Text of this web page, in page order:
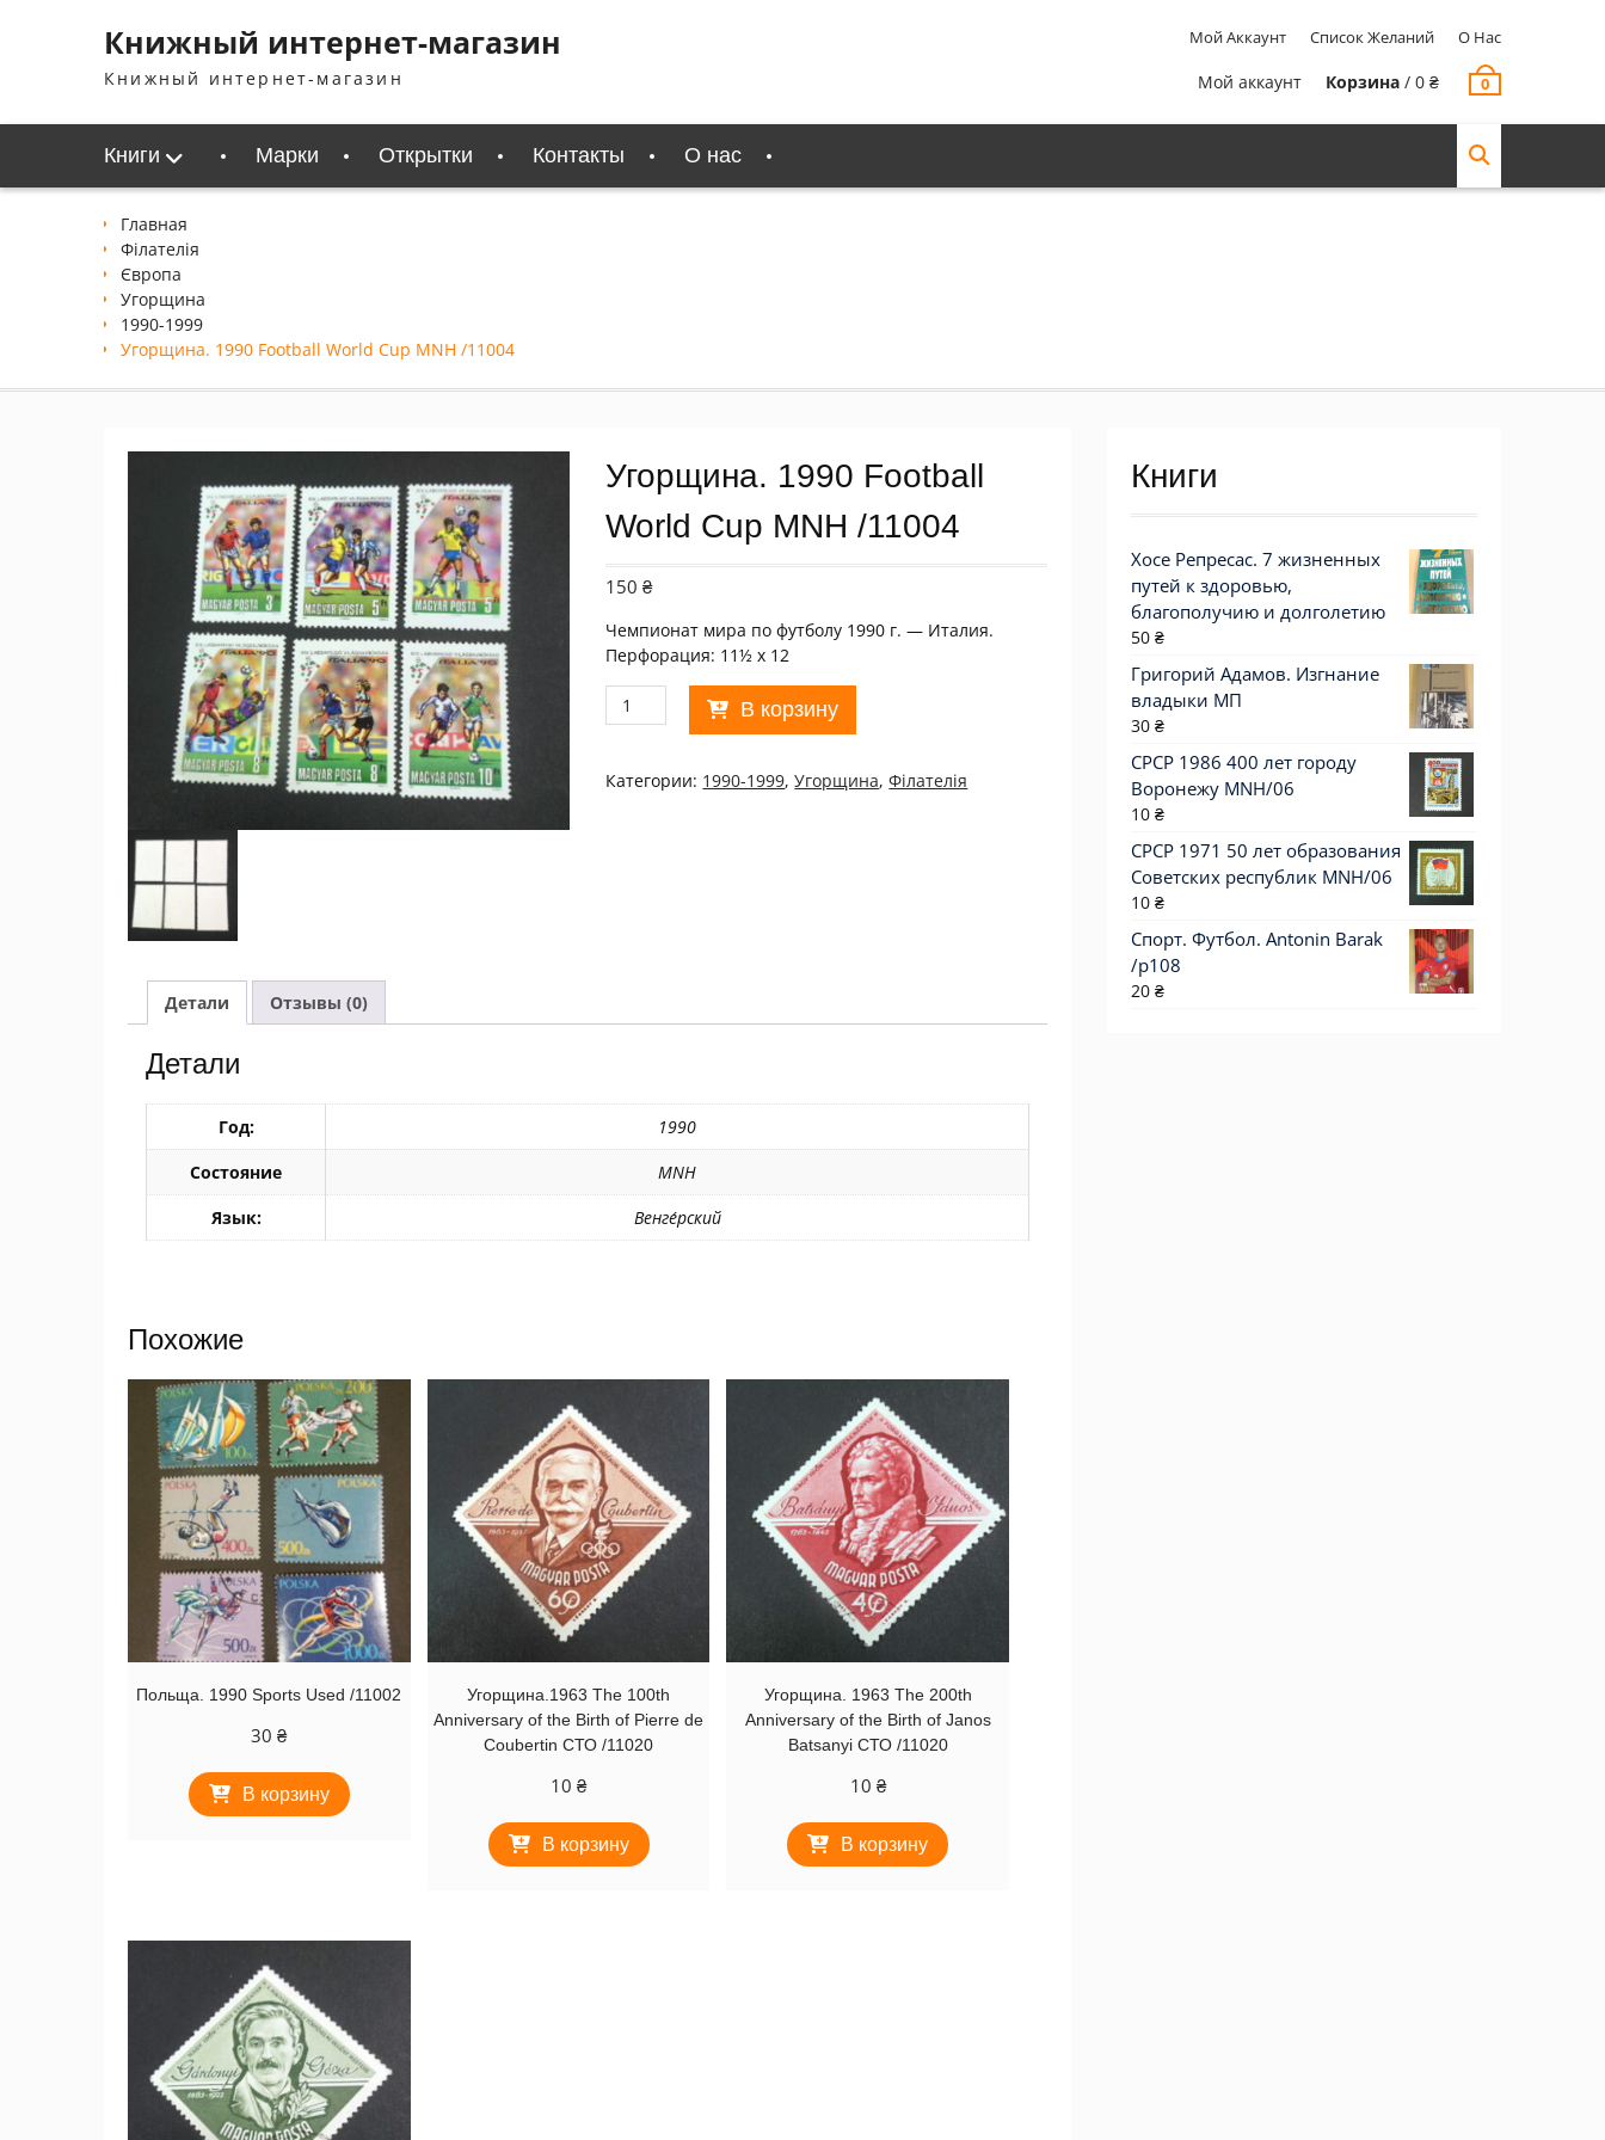
содержимомуКнижный интернет-магазин
Книжный интернет-магазин
Мой Аккаунт Список Желаний О Нас
Мой аккаунт Корзина / 0 ₴ 0
Книги Марки Открытки Контакты О нас
Главная
Філателія
Європа
Угорщина
1990-1999
Угорщина. 1990 Football World Cup MNH /11004
Угорщина. 1990 Football
World Cup MNH /11004
150₴
Чемпионат мира по футболу 1990 г. — Италия.
Перфорация: 11½ x 12
Количество
товара
1990
Football
В корзину
Категории: 1990-1999,Угорщина,Філателія
Детали Отзывы (0)
Детали
Год:
1990
Состояние
MNH
Язык:
Венге́рский
Похожие
Польща. 1990 Sports Used /11002
30₴
В корзину
Угорщина.1963 The 100th
Anniversary of the Birth of Pierre de
Coubertin СТО /11020
10 ₴
В корзину
Угорщина. 1963 The 200th
Anniversary of the Birth of Janos
Batsanyi СТО /11020
10 ₴
В корзину
Книги
Хосе Репресас. 7 жизненных
путей к здоровью,
благополучию и долголетию
50 ₴
Григорий Адамов. Изгнание
владыки МП
30 ₴
СРСР 1986 400 лет городу
Воронежу MNH/06
10 ₴
СРСР 1971 50 лет образования
Советских республик MNH/06
10 ₴
Спорт. Футбол. Antonin Barak
/p108
20 ₴